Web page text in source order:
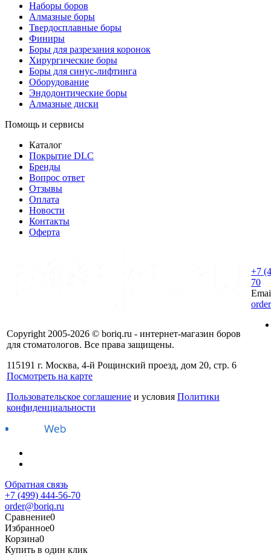
Наборы боров
Алмазные боры
Твердосплавные боры
Финиры
Боры для разрезания коронок
Хирургические боры
Боры для синус-лифтинга
Оборудование
Эндодонтические боры
Алмазные диски
Помощь и сервисы
Каталог
Покрытие DLC
Бренды
Вопрос ответ
Отзывы
Оплата
Новости
Контакты
Оферта
Copyright 2005-2026 © boriq.ru - интернет-магазин боров
для стоматологов. Все права защищены.
115191 г. Москва, 4-й Рощинский проезд, дом 20, стр. 6
Посмотреть на карте
Пользовательское соглашение и условия Политики
конфиденциальности
+7
70
Обратная связь
+7 (499) 444-56-70
order@boriq.ru
Сравнение0
Избранное0
Корзина0
Купить в один клик